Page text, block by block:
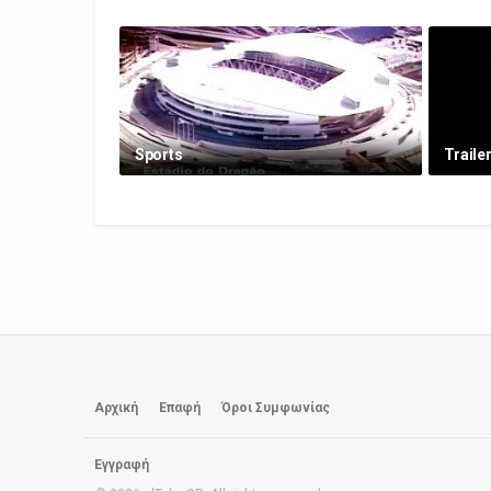
Sports
Αρχική Επαφή Όροι Συμφωνίας
Εγγραφή